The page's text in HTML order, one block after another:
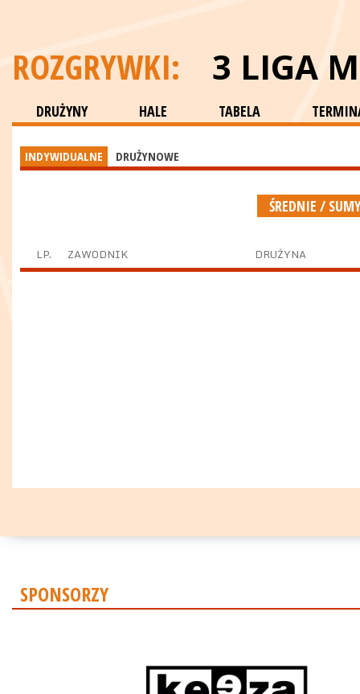
ROZGRYWKI: 3 LIGA
DRUŻYNY HALE TABELA
INDYWIDUALNE DRUŻYNOWE
ŚREDNIE /
LP. ZAWODNIK DRUŻYNA
SPONSORZY